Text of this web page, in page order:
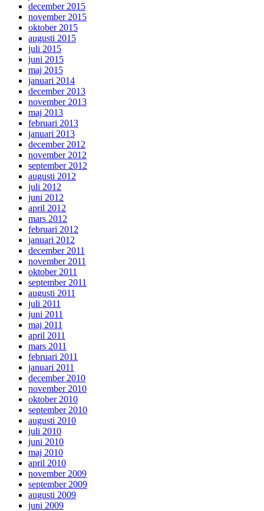
december 2015
november 2015
oktober 2015
augusti 2015
juli 2015
juni 2015
maj 2015
januari 2014
december 2013
november 2013
maj 2013
februari 2013
januari 2013
december 2012
november 2012
september 2012
augusti 2012
juli 2012
juni 2012
april 2012
mars 2012
februari 2012
januari 2012
december 2011
november 2011
oktober 2011
september 2011
augusti 2011
juli 2011
juni 2011
maj 2011
april 2011
mars 2011
februari 2011
januari 2011
december 2010
november 2010
oktober 2010
september 2010
augusti 2010
juli 2010
juni 2010
maj 2010
april 2010
november 2009
september 2009
augusti 2009
juni 2009